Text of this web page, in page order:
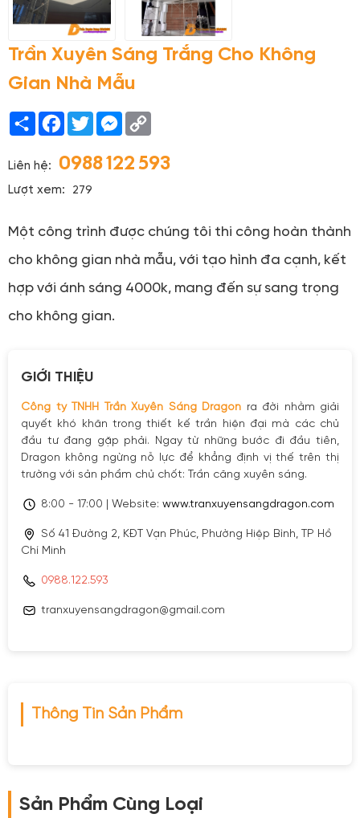
Trần Xuyên Sáng Trắng Cho Không
Gian Nhà Mẫu
Share Facebook
TwitterMessenger
Liên hệ: 0988 122 593
Lượt xem: 279
Một công trình được chúng tôi thi công hoàn thành
cho không gian nhà mẫu, với tạo hình đa cạnh, kết
hợp với ánh sáng 4000k, mang đến sự sang trọng
cho không gian.
GIỚI THIỆU
Công ty TNHH Trần Xuyên Sáng Dragon ra đời nhằm giải
quyết khó khăn trong thiết kế trần hiện đại mà các chủ
đầu tư đang gặp phải. Ngay từ những bước đi đầu tiên,
Dragon không ngừng nỗ lực để khẳng định vị thế trên thị
trường với sản phẩm chủ chốt: Trần căng xuyên sáng.
8:00 - 17:00 | Website: www.tranxuyensangdragon.com
Số 41 Đường 2, KĐT Vạn Phúc, Phường Hiệp Bình, TP Hồ
Chí Minh
0988.122.593
tranxuyensangdragon@gmail.com
Thông Tin Sản Phẩm
Sản Phẩm Cùng Loại